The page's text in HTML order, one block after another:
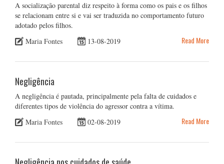
A socialização parental diz respeito à forma como os pais e os filhos
se relacionam entre si e vai ser traduzida no comportamento futuro
adotado pelos filhos.
Maria Fontes
13-08-2019 Read More
Negligência
A negligência é pautada, principalmente pela falta de cuidados e
diferentes tipos de violência do agressor contra a vítima.
Maria Fontes
02-08-2019 Read More